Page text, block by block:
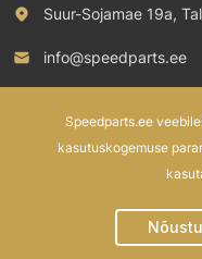
Suur-Sojamae 19a,
info@speedparts.ee
Speedparts.ee
kasutuskogemuse